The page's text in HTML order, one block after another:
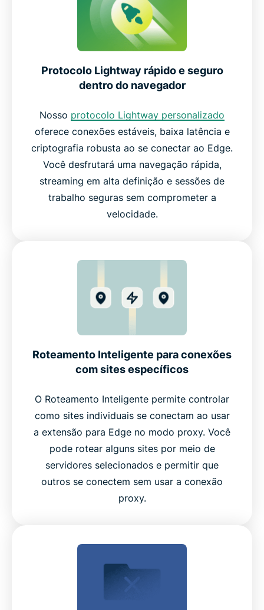
Protocolo Lightway rápido e seguro
dentro do navegador
Nosso protocolo Lightway personalizado
oferece conexões estáveis, baixa latência e
criptografia robusta ao se conectar ao Edge.
Você desfrutará uma navegação rápida,
streaming em alta definição e sessões de
trabalho seguras sem comprometer a
velocidade.
Roteamento Inteligente para conexões
com sites específicos
O Roteamento Inteligente permite controlar
como sites individuais se conectam ao usar
a extensão para Edge no modo proxy. Você
pode rotear alguns sites por meio de
servidores selecionados e permitir que
outros se conectem sem usar a conexão
proxy.